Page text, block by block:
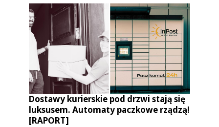
Dostawy kurierskie pod drzwi stają się
luksusem. Automaty paczkowe rządzą!
[RAPORT]